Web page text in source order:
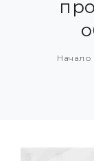
КАТАЛОГ
ПРЕСС-
Начало